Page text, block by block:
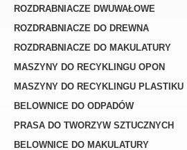
ROZDRABNIACZE DWUWAŁOWE
ROZDRABNIACZE DO DREWNA
ROZDRABNIACZE DO MAKULATURY
MASZYNY DO RECYKLINGU OPON
MASZYNY DO RECYKLINGU PLASTIKU
BELOWNICE DO ODPADÓW
PRASA DO TWORZYW SZTUCZNYCH
BELOWNICE DO MAKULATURY